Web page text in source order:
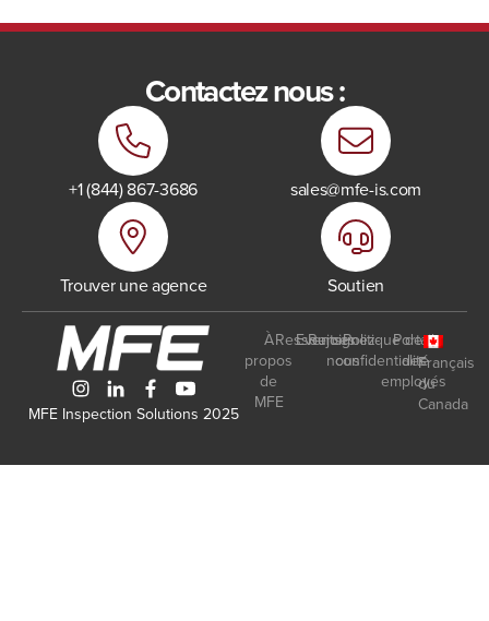
Contactez nous :
+1 (844) 867-3686 sales@mfe-is.com
Trouver une agence Soutien
MFE Inspection Solutions 2025
À
propos
de
MFE
Ressources
Events
Rejoignez-
nous
Politique de
confidentialité
Portail
des
employés
Français
du
Canada